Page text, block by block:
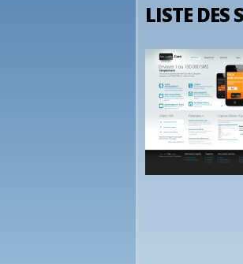
LISTE DES